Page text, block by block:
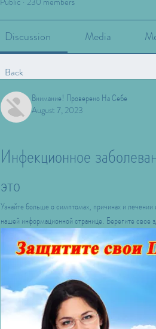
Discussion Media
Back
Внимание! Проверено На Себе
August 7, 2023
Инфекционное
это
Узнайте больше о симптомах, причинах и
нашей информационной странице. Берегите свое